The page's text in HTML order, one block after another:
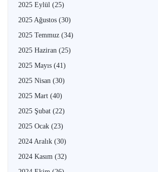
2025 Eylül (25)
2025 Ağustos (30)
2025 Temmuz (34)
2025 Haziran (25)
2025 Mayıs (41)
2025 Nisan (30)
2025 Mart (40)
2025 Şubat (22)
2025 Ocak (23)
2024 Aralık (30)
2024 Kasım (32)